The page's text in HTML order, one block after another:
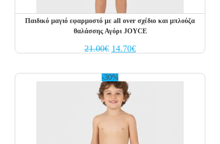
Παιδικό μαγιό εφαρμοστό με all over σχέδιο και μπλούζα
θαλάσσης Αγόρι JOYCE
21.00€ Original
price
14.70€Current
price
-30%